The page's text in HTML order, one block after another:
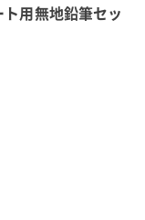
用無地鉛筆セッ